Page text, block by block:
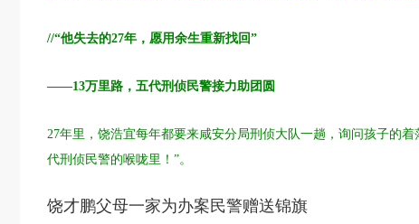
//“他失去的27年，愿用余生重新找回”
——13万里路，五代刑侦民警接力助团圆
27年里，饶浩宜每年都要来咸安分局刑侦大队一趟，询问孩子的
代刑侦民警的喉咙里！”。
饶才鹏父母一家为办案民警赠送锦旗